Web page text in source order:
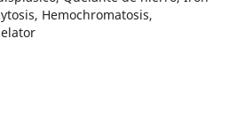
Hemochromatosis,